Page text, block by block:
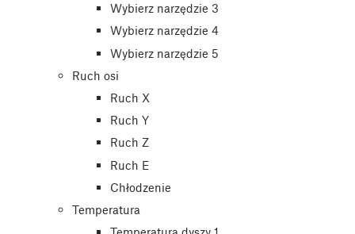
Wybierz narzędzie 3
Wybierz narzędzie 4
Wybierz narzędzie 5
Ruch osi
Ruch X
Ruch Y
Ruch Z
Ruch E
Chłodzenie
Temperatura